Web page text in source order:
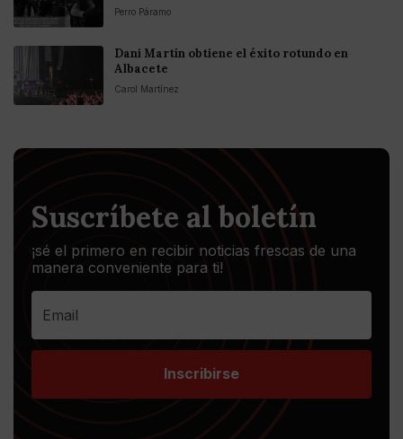
Perro Páramo
Dani Martín obtiene el éxito rotundo en
Albacete
Carol Martínez
Suscríbete al boletín
¡sé el primero en recibir noticias frescas de una
manera conveniente para ti!
Inscribirse